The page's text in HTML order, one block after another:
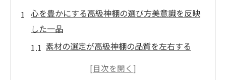
心を豊かにする高級神棚の選び方美意識を反映
した一品
素材の選定が高級神棚の品質を左右する
デザインと伝統の調和が生む洗練された美